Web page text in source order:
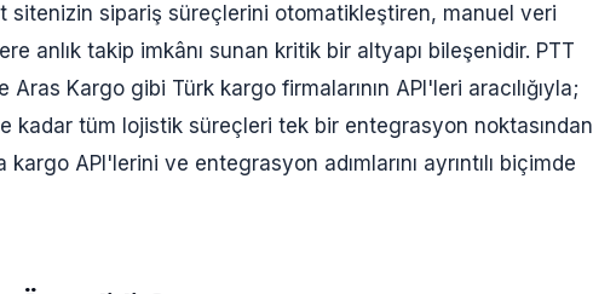
sitenizin sipariş süreçlerini otomatikleştiren, manuel veri
anlık takip imkânı sunan kritik bir altyapı bileşenidir. PTT
Kargo gibi Türk kargo firmalarının API'leri aracılığıyla;
kadar tüm lojistik süreçleri tek bir entegrasyon noktasından
API'lerini ve entegrasyon adımlarını ayrıntılı biçimde